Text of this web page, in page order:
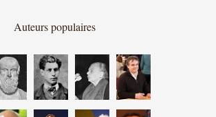
Auteurs populaires